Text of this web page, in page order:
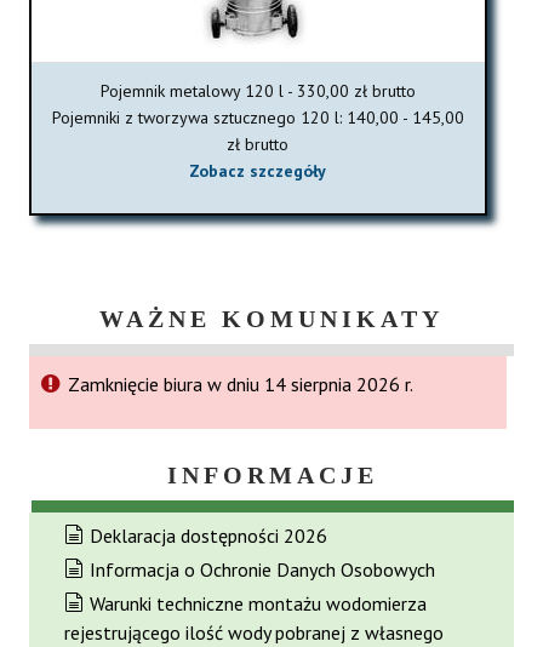
Pojemnik metalowy 120 l - 330,00 zł brutto
Pojemniki z tworzywa sztucznego 120 l: 140,00 - 145,00
zł brutto
Zobacz szczegóły
WAŻNE KOMUNIKATY
Zamknięcie biura w dniu 14 sierpnia 2026 r.
INFORMACJE
Deklaracja dostępności 2026
Informacja o Ochronie Danych Osobowych
Warunki techniczne montażu wodomierza
rejestrującego ilość wody pobranej z własnego